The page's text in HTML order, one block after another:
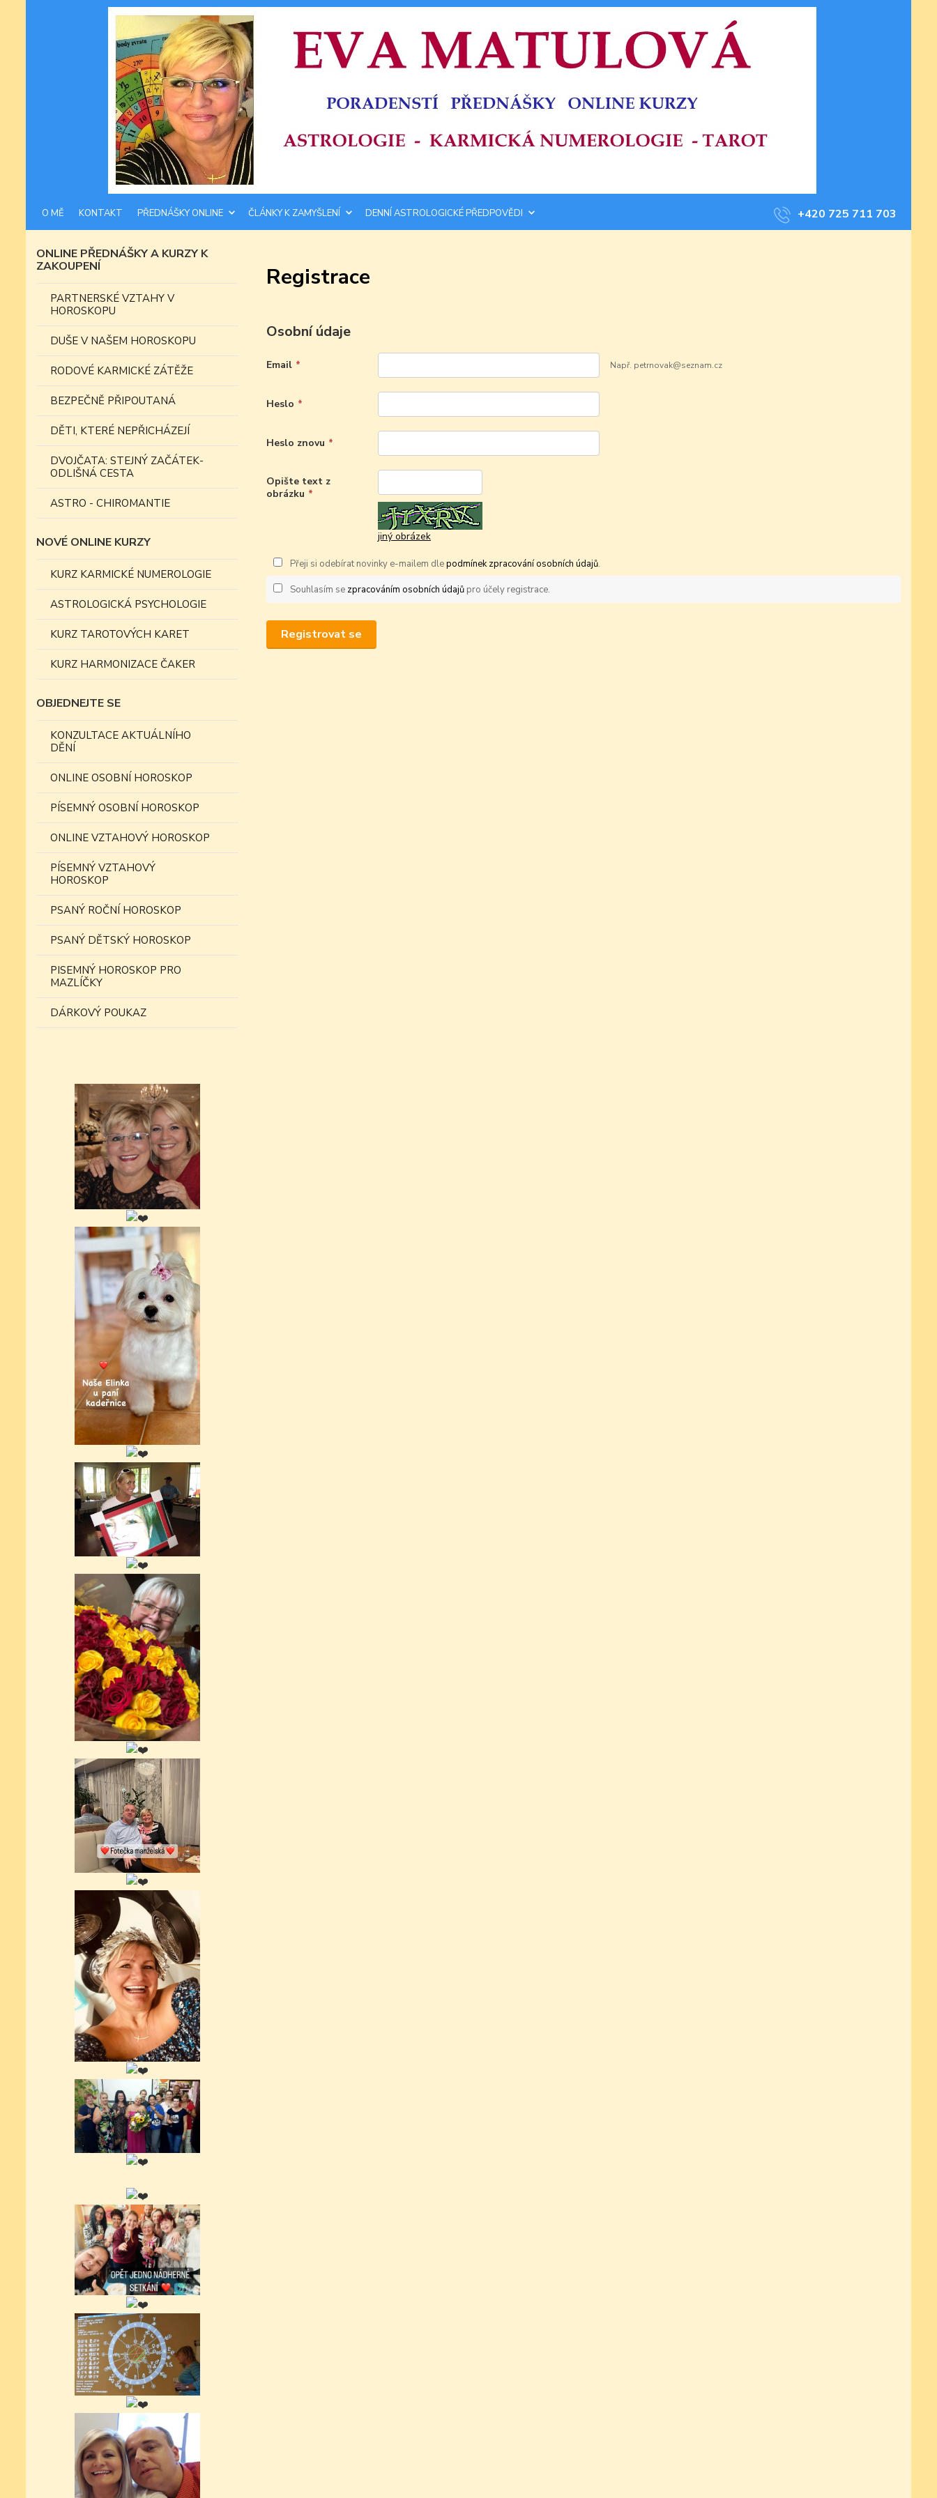
O MĚ KONTAKT PŘEDNÁŠKY ONLINE ČLÁNKY K ZAMYŠLENÍ DENNÍ ASTROLOGICKÉ PŘEDPOVĚDI +420 725 711 703
ONLINE PŘEDNÁŠKY A KURZY K
ZAKOUPENÍ
PARTNERSKÉ VZTAHY V
HOROSKOPU
DUŠE V NAŠEM HOROSKOPU
RODOVÉ KARMICKÉ ZÁTĚŽE
BEZPEČNĚ PŘIPOUTANÁ
DĚTI, KTERÉ NEPŘICHÁZEJÍ
DVOJČATA: STEJNÝ ZAČÁTEK-
ODLIŠNÁ CESTA
ASTRO - CHIROMANTIE
NOVÉ ONLINE KURZY
KURZ KARMICKÉ NUMEROLOGIE
ASTROLOGICKÁ PSYCHOLOGIE
KURZ TAROTOVÝCH KARET
KURZ HARMONIZACE ČAKER
OBJEDNEJTE SE
KONZULTACE AKTUÁLNÍHO
DĚNÍ
ONLINE OSOBNÍ HOROSKOP
PÍSEMNÝ OSOBNÍ HOROSKOP
ONLINE VZTAHOVÝ HOROSKOP
PÍSEMNÝ VZTAHOVÝ
HOROSKOP
PSANÝ ROČNÍ HOROSKOP
PSANÝ DĚTSKÝ HOROSKOP
PISEMNÝ HOROSKOP PRO
MAZLÍČKY
DÁRKOVÝ POUKAZ
Registrace
Osobní údaje
Email * Např. petrnovak@seznam.cz
Heslo *
Heslo znovu *
Opište text z
obrázku *
jiný obrázek
Přeji si odebírat novinky e-mailem dlepodmínek zpracování osobních údajů.
Souhlasím se zpracováním osobních údajůpro účely registrace.
Registrovat se